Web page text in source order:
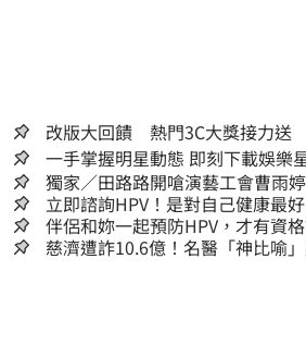
改版大回饋 熱門3C大獎接力送
一手掌握明星動態 即刻下
獨家／田路路開嗆演藝工會曹
他16字回應了
立即諮詢HPV！是對自己健康最
嫌晚！
伴侶和妳一起預防HPV，才有資格
慈濟遭詐10.6億！名醫「神比喻